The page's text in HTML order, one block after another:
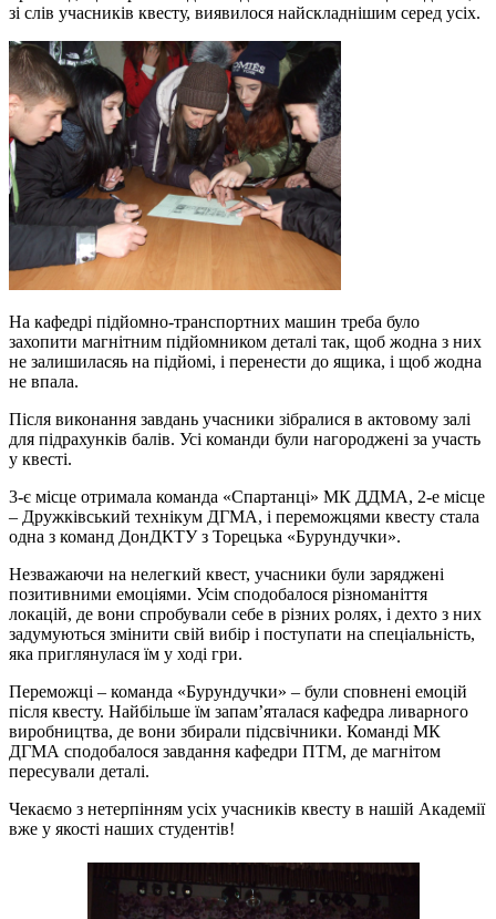
зі слів учасників квесту, виявилося найскладнішим серед усіх.
На кафедрі підйомно-транспортних машин треба було
захопити магнітним підйомником деталі так, щоб жодна з них
не залишиласяь на підйомі, і перенести до ящика, і щоб жодна
не впала.
Після виконання завдань учасники зібралися в актовому залі
для підрахунків балів. Усі команди були нагороджені за участь
у квесті.
3-є місце отримала команда «Спартанці» МК ДДМА, 2-е місце
– Дружківський технікум ДГМА, і переможцями квесту стала
одна з команд ДонДКТУ з Торецька «Бурундучки».
Незважаючи на нелегкий квест, учасники були заряджені
позитивними емоціями. Усім сподобалося різноманіття
локацій, де вони спробували себе в різних ролях, і дехто з них
задумуються змінити свій вибір і поступати на спеціальність,
яка приглянулася їм у ході гри.
Переможці – команда «Бурундучки» – були сповнені емоцій
після квесту. Найбільше їм запам’яталася кафедра ливарного
виробництва, де вони збирали підсвічники. Команді МК
ДГМА сподобалося завдання кафедри ПТМ, де магнітом
пересували деталі.
Чекаємо з нетерпінням усіх учасників квесту в нашій Академії
вже у якості наших студентів!